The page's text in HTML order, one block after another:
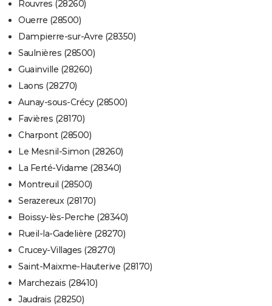
Rouvres (28260)
Ouerre (28500)
Dampierre-sur-Avre (28350)
Saulnières (28500)
Guainville (28260)
Laons (28270)
Aunay-sous-Crécy (28500)
Favières (28170)
Charpont (28500)
Le Mesnil-Simon (28260)
La Ferté-Vidame (28340)
Montreuil (28500)
Serazereux (28170)
Boissy-lès-Perche (28340)
Rueil-la-Gadelière (28270)
Crucey-Villages (28270)
Saint-Maixme-Hauterive (28170)
Marchezais (28410)
Jaudrais (28250)